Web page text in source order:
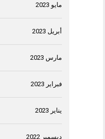
مايو 2023
أبريل 2023
مارس 2023
فبراير 2023
يناير 2023
ديسمبر 2022